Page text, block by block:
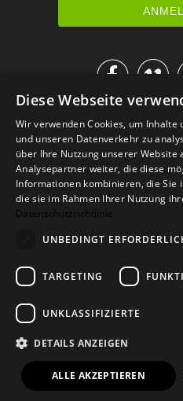

IM KATALOG
Versand
Widerrufsformular
© 2026Baltic Design
Diese Webseite
Wir verwenden Cookies, um
und unseren Datenverkehr zu
über Ihre Nutzung unserer Website
Analysepartner weiter, die diese
Informationen kombinieren, die
die sie im Rahmen Ihrer Nutzung
Datenschutzrichtlinie
UNBEDINGT
TARGETING
UNKLASSIFIZIERTE
DETAILS ANZEIGEN
ALLE AKZEPTIEREN